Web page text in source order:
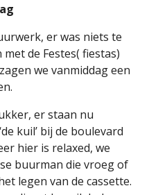
er was niets te
de Festes( fiestas)
we vanmiddag een
er staan nu
kuil’ bij de boulevard
hier is relaxed, we
buurman die vroeg of
legen van de cassette.